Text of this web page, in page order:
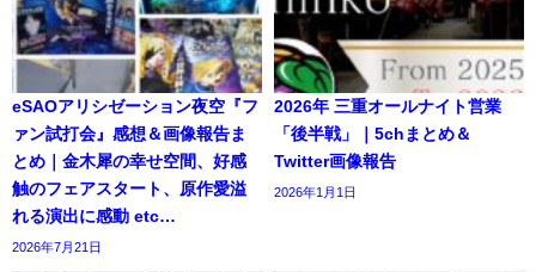
eSAOアリシゼーション夜空『フ
ァン試打会』感想＆画像報告ま
とめ｜金木犀の幸せ空間、好感
触のフェアスタート、原作愛溢
れる演出に感動 etc…
2026年7月21日
2026年 三重オールナイト営業
「後半戦」｜5chまとめ＆
Twitter画像報告
2026年1月1日